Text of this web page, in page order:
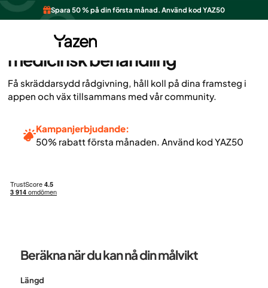
Spara 50 % på din första månad. Använd kod YAZ50
Upptäck viktnedgång med
medicinsk behandling
Få skräddarsydd rådgivning, håll koll på dina framsteg i
appen och väx tillsammans med vår community.
Kampanjerbjudande:
50% rabatt första månaden. Använd kod YAZ50
Beräkna när du kan nå din målvikt
Längd